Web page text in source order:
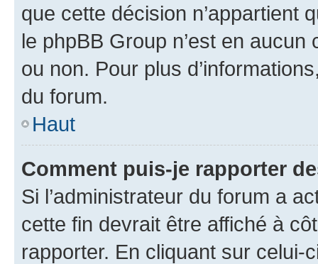
que cette décision n’appartient
le phpBB Group n’est en
ou non. Pour plus
du forum.
Haut
Comment puis-je rapporter
Si l’administrateur du forum a
cette fin devrait être affiché à
rapporter. En cliquant sur